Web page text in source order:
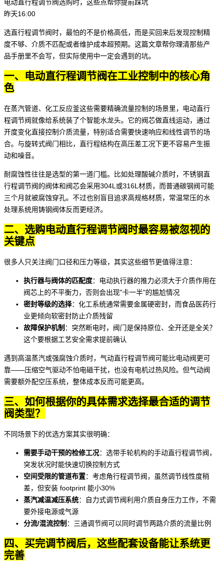
电动直行程调节阀选购时，这些点帮你提前踩坑
昨天16:00
选直行程调节阀 时，最怕的不是价格高低，而是买回来后发现控制精
度不够、介质不匹配或者维护成本超预期。这篇文章帮你理清那些产
品手册里不会写，但实际使用中一定会遇到的坑。
一、电动直行程调节阀在工业控制中的核心角
色
在蒸汽管道、化工反应釜这些需要精确流量控制的场景里， 电动直行
程调节阀就像给系统装了个智能水龙头。它的阀芯做直线运动，通过
开度变化直接控制介质流量，特别适合需要快速响应和线性调节的场
合。与旋转式阀门相比，直行程结构在高压差工况下更不容易产生振
动和噪音。
耐腐蚀性往往是选型的第一道门槛。比如处理酸碱介质时， 不锈钢直
行程调节阀的阀体和阀芯会采用304L或316L材质，而普通碳钢阀可能
三个月就被腐蚀穿孔。不过也别盲目追求高规格材质，常温常压的水
处理系统用铸钢阀体反而更经济。
二、选购电动直行程调节阀时最容易被忽视的
关键点
很多人只关注阀门口径和压力等级，其实这些细节更值得注意：
执行器与阀体的匹配度：电动执行器的推力必须大于介质作用在
阀芯上的不平衡力，否则会出现"卡一半"的尴尬情况
密封等级的选择：化工系统通常需要金属硬密封，而食品医药行
业更倾向软密封防止介质残留
故障保护机制 ：突然断电时，阀门是保持原位、全开还是全关？
这个要根据工艺安全需求提前确认
遇到高温蒸汽或强腐蚀介质时， 气动直行程调节阀可能比电动阀更可
靠——压缩空气驱动不怕电磁干扰，也没有电机过热风险。但气动阀
需要额外配空压系统，整体成本反而可能更高。
三、如何根据你的具体需求选择最合适的调节
阀类型？
不同场景下的优选方案其实很明确：
需要手动干预的检修工况：选带手轮机构的手动直行程调节阀，
突发状况时能快速切换控制方式
空间受限的管道布置：考虑角行程调节阀，虽然调节线性度稍
差，但安装 footprint 能小30%
蒸汽减温减压系统： 自力式调节阀利用介质自身压力工作，不需
要外接电源或气源
分流/混流控制 ： 三通调节阀可以同时调节两路介质的流量比例
四、买完调节阀后，这些配套设备能让系统更
完善